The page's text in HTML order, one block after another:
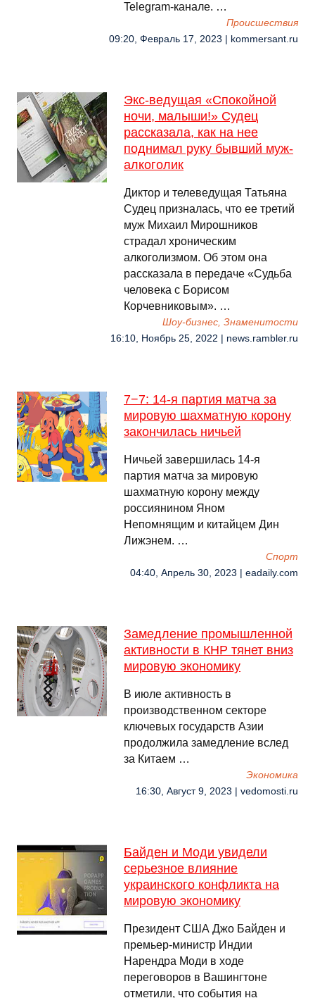
Telegram-канале. …
Происшествия
09:20, Февраль 17, 2023 | kommersant.ru
Экс-ведущая «Спокойной
ночи, малыши!» Судец
рассказала, как на нее
поднимал руку бывший муж-
алкоголик
Диктор и телеведущая Татьяна
Судец призналась, что ее третий
муж Михаил Мирошников
страдал хроническим
алкоголизмом. Об этом она
рассказала в передаче «Судьба
человека с Борисом
Корчевниковым». …
Шоу-бизнес, Знаменитости
16:10, Ноябрь 25, 2022 | news.rambler.ru
7−7: 14-я партия матча за
мировую шахматную корону
закончилась ничьей
Ничьей завершилась 14-я
партия матча за мировую
шахматную корону между
россиянином Яном
Непомнящим и китайцем Дин
Лижэнем. …
Спорт
04:40, Апрель 30, 2023 | eadaily.com
Замедление промышленной
активности в КНР тянет вниз
мировую экономику
В июле активность в
производственном секторе
ключевых государств Азии
продолжила замедление вслед
за Китаем …
Экономика
16:30, Август 9, 2023 | vedomosti.ru
Байден и Моди увидели
серьезное влияние
украинского конфликта на
мировую экономику
Президент США Джо Байден и
премьер-министр Индии
Нарендра Моди в ходе
переговоров в Вашингтоне
отметили, что события на